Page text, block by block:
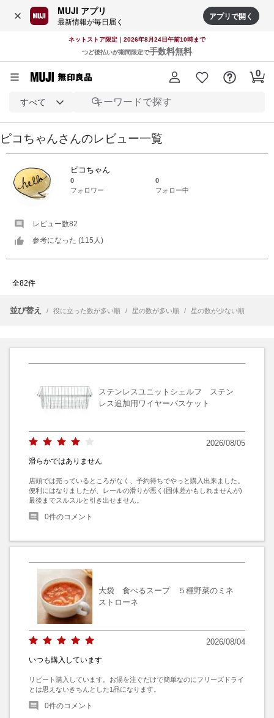
MUJI アプリ
最新情報が毎日届く アプリで開く
ネットストア限定｜2026年8月24日午前10時まで
つど後払いが期間限定で手数料無料
すべて
ピコちゃんさんのレビュー一覧
ピコちゃん
0
0
フォロワー
フォロー中
レビュー数82
参考になった (115 人)
全82件
並び替え / 役に立った数が多い順 / 星の数が多い順 / 星の数が少ない順
ステンレスユニットシェルフ ステン
レス追加用ワイヤーバスケット
2026/08/05
滑らかではありません
店頭では売っているところがなく、予約待ちでやっと購入出来ました。
便利にはなりましたが、レールの滑りが悪く(固体差かもしれませんが)
最後までスルスルと引き出せません。
0件のコメント
大袋 食べるスープ ５種野菜のミネ
ストローネ
2026/08/04
いつも購入しています
リピート購入しています。お湯を注ぐだけで簡単なのにフリーズドライ
とは思えないきちんとした1品になります。
0件のコメント